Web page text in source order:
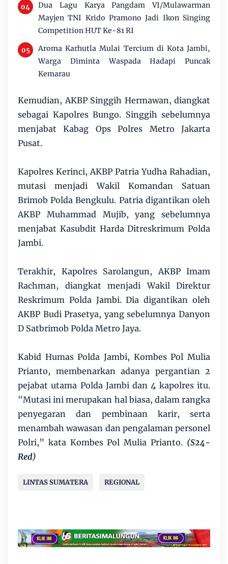
Dua Lagu Karya Pangdam VI/Mulawarman
Mayjen TNI Krido Pramono Jadi Ikon Singing
Competition HUT Ke-81 RI
Aroma Karhutla Mulai Tercium di Kota Jambi,
Warga Diminta Waspada Hadapi Puncak
Kemarau
Kemudian, AKBP Singgih Hermawan, diangkat
sebagai Kapolres Bungo. Singgih sebelumnya
menjabat Kabag Ops Polres Metro Jakarta
Pusat.
Kapolres Kerinci, AKBP Patria Yudha Rahadian,
mutasi menjadi Wakil Komandan Satuan
Brimob Polda Bengkulu. Patria digantikan oleh
AKBP Muhammad Mujib, yang sebelumnya
menjabat Kasubdit Harda Ditreskrimum Polda
Jambi.
Terakhir, Kapolres Sarolangun, AKBP Imam
Rachman, diangkat menjadi Wakil Direktur
Reskrimum Polda Jambi. Dia digantikan oleh
AKBP Budi Prasetya, yang sebelumnya Danyon
D Satbrimob Polda Metro Jaya.
Kabid Humas Polda Jambi, Kombes Pol Mulia
Prianto, membenarkan adanya pergantian 2
pejabat utama Polda Jambi dan 4 kapolres itu.
"Mutasi ini merupakan hal biasa, dalam rangka
penyegaran dan pembinaan karir, serta
menambah wawasan dan pengalaman personel
Polri,” kata Kombes Pol Mulia Prianto. (S24-
Red)
LINTAS SUMATERA REGIONAL